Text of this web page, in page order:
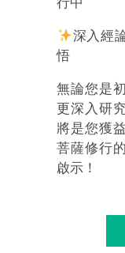
深入經
悟
無論您是
更深入研
將是您獲
菩薩修行
啟示！